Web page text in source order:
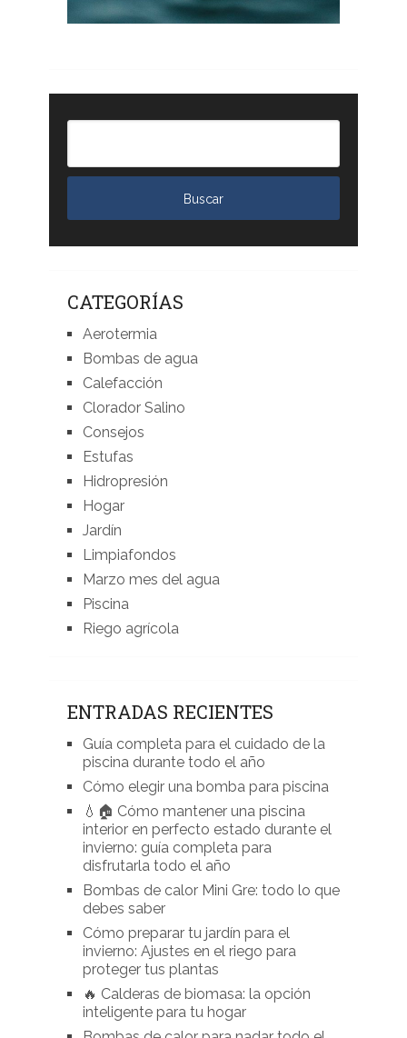
CATEGORÍAS
Aerotermia
Bombas de agua
Calefacción
Clorador Salino
Consejos
Estufas
Hidropresión
Hogar
Jardín
Limpiafondos
Marzo mes del agua
Piscina
Riego agrícola
ENTRADAS RECIENTES
Guía completa para el cuidado de la
piscina durante todo el año
Cómo elegir una bomba para piscina
💧🏠 Cómo mantener una piscina
interior en perfecto estado durante el
invierno: guía completa para
disfrutarla todo el año
Bombas de calor Mini Gre: todo lo que
debes saber
Cómo preparar tu jardín para el
invierno: Ajustes en el riego para
proteger tus plantas
🔥 Calderas de biomasa: la opción
inteligente para tu hogar